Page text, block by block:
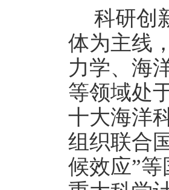
科研创
体为主线
力学、海
等领域处
十大海洋
组织联合
候效应”